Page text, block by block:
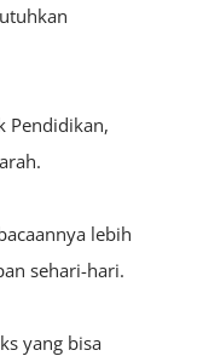
Pendidikan,
lebih
sehari-hari.
yang bisa